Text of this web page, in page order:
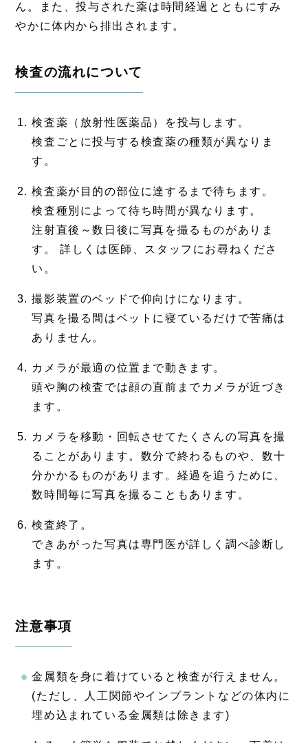
ん。また、投与された薬は時間経過とともにすみ
やかに体内から排出されます。
検査の流れについて
検査薬（放射性医薬品）を投与します。
検査ごとに投与する検査薬の種類が異なりま
す。
検査薬が目的の部位に達するまで待ちます。
検査種別によって待ち時間が異なります。
注射直後～数日後に写真を撮るものがありま
す。 詳しくは医師、スタッフにお尋ねくださ
い。
撮影装置のベッドで仰向けになります。
写真を撮る間はベットに寝ているだけで苦痛は
ありません。
カメラが最適の位置まで動きます。
頭や胸の検査では顔の直前までカメラが近づき
ます。
カメラを移動・回転させてたくさんの写真を撮
ることがあります。数分で終わるものや、数十
分かかるものがあります。経過を追うために、
数時間毎に写真を撮ることもあります。
検査終了。
できあがった写真は専門医が詳しく調べ診断し
ます。
注意事項
金属類を身に着けていると検査が行えません。
(ただし、人工関節やインプラントなどの体内に
埋め込まれている金属類は除きます)